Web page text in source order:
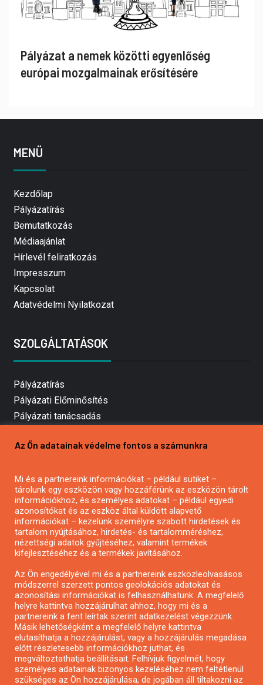
Pályázat a nemek közötti egyenlőség
európai mozgalmainak erősítésére
MENÜ
Kezdőlap
Pályázatírás
Bemutatkozás
Médiaajánlat
Hírlevél feliratkozás
Impresszum
Kapcsolat
Adatvédelmi Nyilatkozat
SZOLGÁLTATÁSOK
Pályázatírás
Pályázati Előminősítés
Pályázati tanácsadás
Mezőgazdasági pályázatírás
Pályázatírás civil szervezeteknek
Pályázatírás önkormányzatoknak
Pályázatfigyelés
Specifikus pályázatfigyelés vagy hírlevél
Pályázatok magánszemélyeknek
Pályázatok civil szervezeteknek
Pályázatok vállalkozásoknak
Önkormányzati pályázatok
Mezőgazdasági pályázatok
Az Ön adatainak védelme fontos a számunkra
Mi és a partnereink információkat – például sütiket –
tárolunk egy eszközön vagy hozzáférünk az eszközön tárolt
információkhoz, és személyes adatokat – például egyedi
azonosítókat és az eszköz által küldött alapvető
információkat – kezelünk személyre szabott hirdetések és
tartalom nyújtásához, hirdetés- és tartalomméréshez,
nézettségi adatok gyűjtéséhez, valamint termékek
kifejlesztéséhez és a termékek javításához.
Az Ön engedélyével mi és a partnereink eszközleolvasásos
módszerrel szerzett pontos geolokációs adatokat és
azonosítási információkat is felhasználhatunk. A megfelelő
helyre kattintva hozzájárulhat ahhoz, hogy mi és a
partnereink a fent leírtak szerint adatkezelést végezzünk.
Másik lehetőségként a megfelelő helyre kattintva
elutasíthatja a hozzájárulást, vagy a hozzájárulás megadása
előtt részletesebb információkhoz juthat, és
megváltoztathatja beállításait. Felhívjuk figyelmét, hogy
személyes adatainak bizonyos kezeléséhez nem feltétlenül
szükséges az Ön hozzájárulása, de jogában áll tiltakozni az